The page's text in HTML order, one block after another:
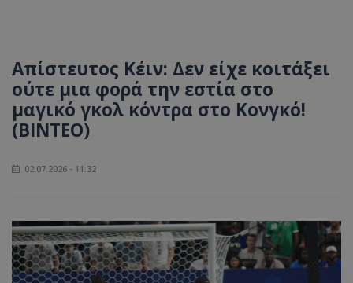
Απίστευτος Κέιν: Δεν είχε κοιτάξει
ούτε μια φορά την εστία στο
μαγικό γκολ κόντρα στο Κονγκό!
(ΒΙΝΤΕΟ)
02.07.2026 - 11:32